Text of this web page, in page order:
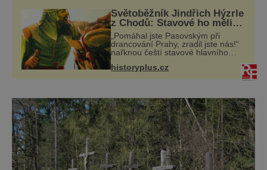
Světoběžník Jindřich Hýzrle
z Chodů: Stavové ho měli
za zrádce
„Pomáhal jste Pasovským při
drancování Prahy, zradil jste nás!“
nařknou čeští stavové hlavního
Jindřich se však zastrašit nenechá.
historyplus.cz